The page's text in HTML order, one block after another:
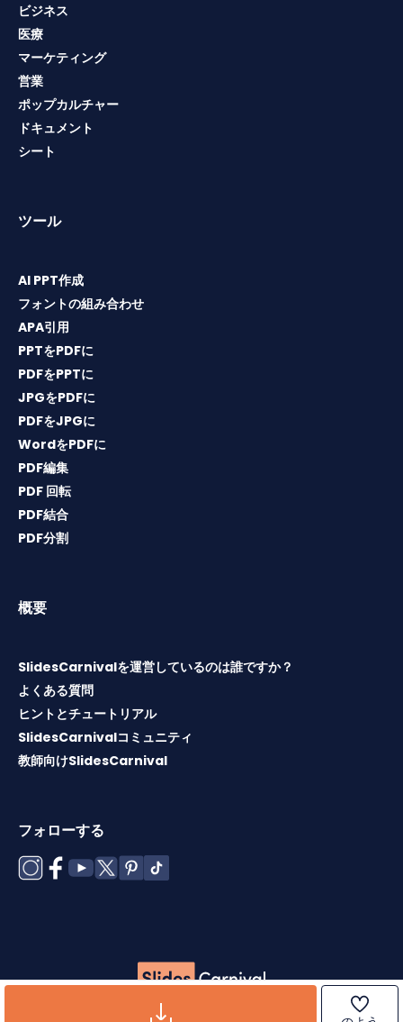
ビジネス
医療
マーケティング
営業
ポップカルチャー
ドキュメント
シート
ツール
AI PPT作成
フォントの組み合わせ
APA引用
PPTをPDFに
PDFをPPTに
JPGをPDFに
PDFをJPGに
WordをPDFに
PDF編集
PDF 回転
PDF結合
PDF分割
概要
SlidesCarnivalを運営しているのは誰ですか？
よくある質問
ヒントとチュートリアル
SlidesCarnivalコミュニティ
教師向けSlidesCarnival
フォローする
利用規約 テンプレートライセンス·ク